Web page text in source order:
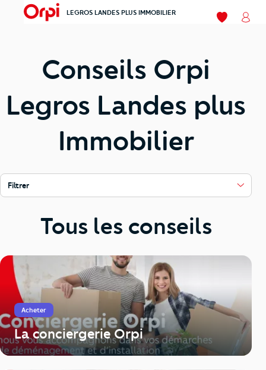
menu LEGROS LANDES PLUS IMMOBILIER
Mes favoris
Conseils Orpi
Legros Landes plus
Immobilier
Filtrer
Tous les conseils
Acheter
La conciergerie Orpi